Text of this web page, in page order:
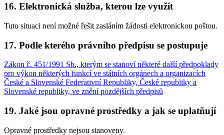
16. Elektronická služba, kterou lze využít
Tuto situaci není možné řešit zasláním žádosti elektronickou poštou.
17. Podle kterého právního předpisu se postupuje
Zákon č. 451/1991 Sb., kterým se stanoví některé další předpoklady
pro výkon některých funkcí ve státních orgánech a organizacích
České a Slovenské Federativní Republiky, České republiky a
Slovenské republiky, ve znění pozdějších předpisů
19. Jaké jsou opravné prostředky a jak se uplatňují
Opravné prostředky nejsou stanoveny.